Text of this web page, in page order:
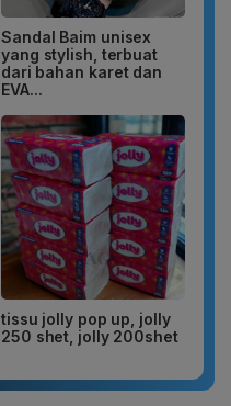
Sandal Baim unisex
yang stylish, terbuat
dari bahan karet dan
EVA...
tissu jolly pop up, jolly
250 shet, jolly 200shet